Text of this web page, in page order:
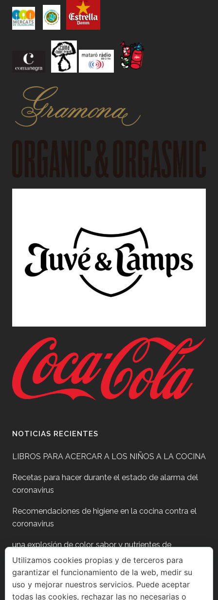
NOTICIAS RECIENTES
LIBROS PARA ACERCAR A LOS NIÑOS A LA COCINA
Recetas para hacer durante el estado de alarma del
coronavirus
Recomendaciones de higiene en la cocina contra el
coronavirus
una explosión de color, sabor y nutrientes de
temporada
Plan para después de fiestas?
Utilizamos cookies propias y de terceros para
garantizar el funcionamiento de la web, medir su
uso y mejorar nuestros servicios. Puede aceptar
todas las cookies, rechazar las no necesarias o